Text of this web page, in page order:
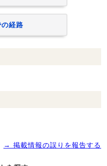
経路
→ 掲載情報の誤りを報告する